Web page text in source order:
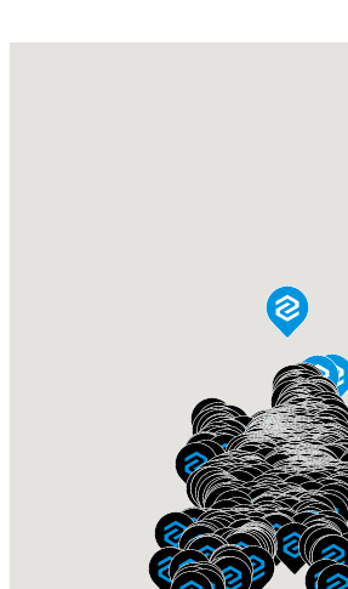
Kampeerwinkel Roermond
Neptunusweg 40, 8938 AA
Kampeerwereld Hendriks B.V.
Harderwijkerweg 183, 3852 AC
Wagner Ecommerce Group Gmbh
Ludwigstrasse 43, DE-63667 Nidda